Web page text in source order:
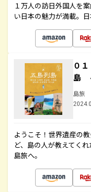
１万人の訪日外国人を
い日本の魅力が満載。
０
島
島旅
ようこそ！世界遺産の
ど、島の人が教えてく
島旅へ。